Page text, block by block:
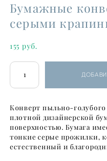
Бумажные
серыми
155 pуб.
Конверт пыльно-
плотной дизайнерской
поверхностью. Бумага
тонкие серые прожилки,
естественный и